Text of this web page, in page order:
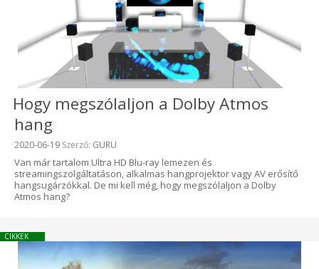
Hogy megszólaljon a Dolby Atmos
hang
Beküldve:
2020-06-19 Szerző: GURU
Van már tartalom Ultra HD Blu-ray lemezen és
streamingszolgáltatáson, alkalmas hangprojektor vagy AV erősítő
hangsugárzókkal. De mi kell még, hogy megszólaljon a Dolby
Atmos hang?
CIKKEK